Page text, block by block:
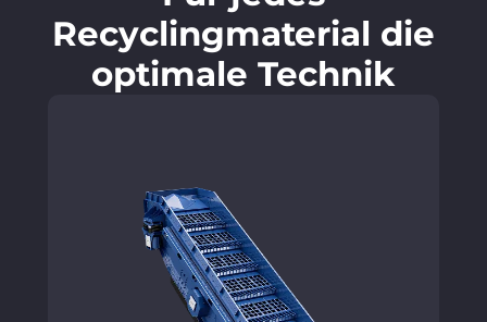
Recyclingmaterial die
optimale Technik